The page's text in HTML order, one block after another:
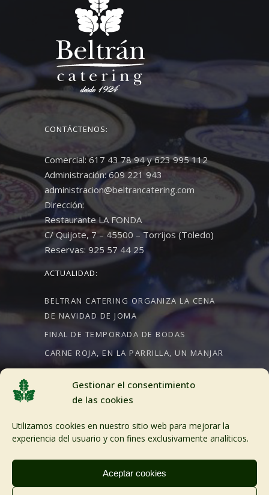
Gestionar el consentimiento
de las cookies
Utilizamos cookies en nuestro sitio web para mejorar la
experiencia del usuario y con fines exclusivamente analíticos.
Aceptar cookies
CONTÁCTENOS:
Comercial: 617 43 78 94 y 623 995 112
Administración: 609 221 943
administracion@beltrancatering.com
Dirección:
Restaurante LA FONDA
C/ Quijote, 7 – 45500 – Torrijos (Toledo)
Reservas: 925 57 44 25
ACTUALIDAD:
BELTRAN CATERING ORGANIZA LA CENA
DE NAVIDAD DE JOMA
FINAL DE TEMPORADA DE BODAS
CARNE ROJA, EN LA PARRILLA, UN MANJAR
CRÉDITOS:
Aviso Legal
Política de cookies
Desarollo web Planealia